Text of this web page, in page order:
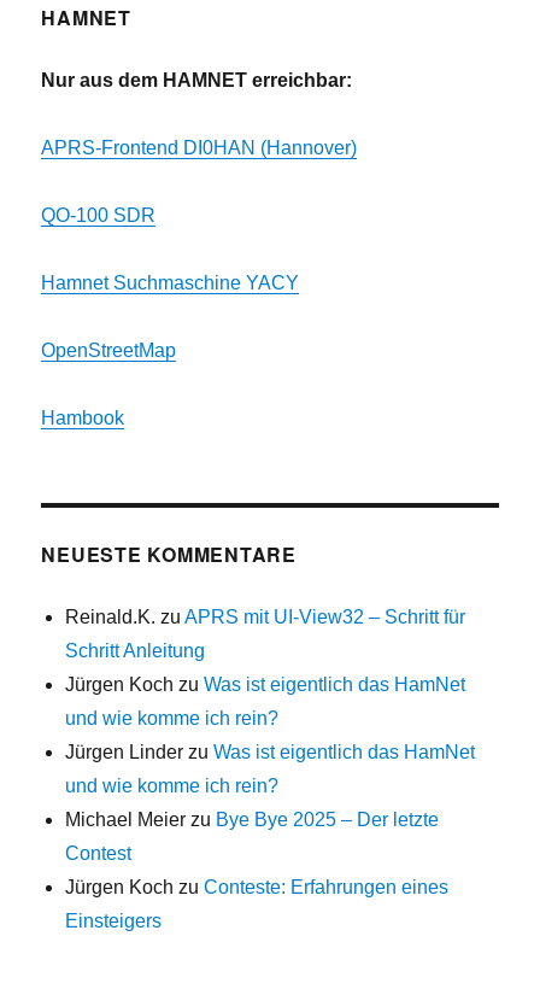
HAMNET
Nur aus dem HAMNET erreichbar:
APRS-Frontend DI0HAN (Hannover)
QO-100 SDR
Hamnet Suchmaschine YACY
OpenStreetMap
Hambook
NEUESTE KOMMENTARE
Reinald.K. zuAPRS mit UI-View32 – Schritt für
Schritt Anleitung
Jürgen Koch zuWas ist eigentlich das HamNet
und wie komme ich rein?
Jürgen Linder zuWas ist eigentlich das HamNet
und wie komme ich rein?
Michael Meier zu Bye Bye 2025 – Der letzte
Contest
Jürgen Koch zuConteste: Erfahrungen eines
Einsteigers